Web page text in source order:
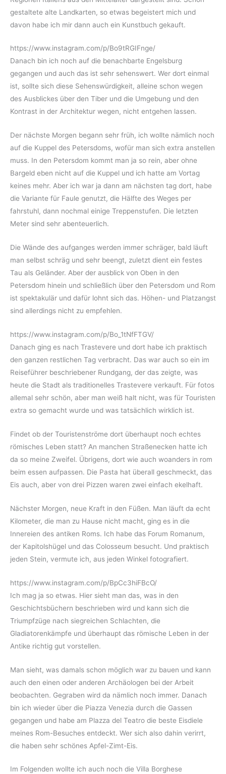
gestaltete alte Landkarten, so etwas begeistert mich und
davon habe ich mir dann auch ein Kunstbuch gekauft.
https://www.instagram.com/p/Bo9tRGIFnge/
Danach bin ich noch auf die benachbarte Engelsburg
gegangen und auch das ist sehr sehenswert. Wer dort einmal
ist, sollte sich diese Sehenswürdigkeit, alleine schon wegen
des Ausblickes über den Tiber und die Umgebung und den
Kontrast in der Architektur wegen, nicht entgehen lassen.
Der nächste Morgen begann sehr früh, ich wollte nämlich noch
auf die Kuppel des Petersdoms, wofür man sich extra anstellen
muss. In den Petersdom kommt man ja so rein, aber ohne
Bargeld eben nicht auf die Kuppel und ich hatte am Vortag
keines mehr. Aber ich war ja dann am nächsten tag dort, habe
die Variante für Faule genutzt, die Hälfte des Weges per
fahrstuhl, dann nochmal einige Treppenstufen. Die letzten
Meter sind sehr abenteuerlich.
Die Wände des aufganges werden immer schräger, bald läuft
man selbst schräg und sehr beengt, zuletzt dient ein festes
Tau als Geländer. Aber der ausblick von Oben in den
Petersdom hinein und schließlich über den Petersdom und Rom
ist spektakulär und dafür lohnt sich das. Höhen- und Platzangst
sind allerdings nicht zu empfehlen.
https://www.instagram.com/p/Bo_1tNfFTGV/
Danach ging es nach Trastevere und dort habe ich praktisch
den ganzen restlichen Tag verbracht. Das war auch so ein im
Reiseführer beschriebener Rundgang, der das zeigte, was
heute die Stadt als traditionelles Trastevere verkauft. Für fotos
allemal sehr schön, aber man weiß halt nicht, was für Touristen
extra so gemacht wurde und was tatsächlich wirklich ist.
Findet ob der Touristenströme dort überhaupt noch echtes
römisches Leben statt? An manchen Straßenecken hatte ich
da so meine Zweifel. Übrigens, dort wie auch woanders in rom
beim essen aufpassen. Die Pasta hat überall geschmeckt, das
Eis auch, aber von drei Pizzen waren zwei einfach ekelhaft.
Nächster Morgen, neue Kraft in den Füßen. Man läuft da echt
Kilometer, die man zu Hause nicht macht, ging es in die
Innereien des antiken Roms. Ich habe das Forum Romanum,
der Kapitolshügel und das Colosseum besucht. Und praktisch
jeden Stein, vermute ich, aus jeden Winkel fotografiert.
https://www.instagram.com/p/BpCc3hiFBcO/
Ich mag ja so etwas. Hier sieht man das, was in den
Geschichtsbüchern beschrieben wird und kann sich die
Triumpfzüge nach siegreichen Schlachten, die
Gladiatorenkämpfe und überhaupt das römische Leben in der
Antike richtig gut vorstellen.
Man sieht, was damals schon möglich war zu bauen und kann
auch den einen oder anderen Archäologen bei der Arbeit
beobachten. Gegraben wird da nämlich noch immer. Danach
bin ich wieder über die Piazza Venezia durch die Gassen
gegangen und habe am Plazza del Teatro die beste Eisdiele
meines Rom-Besuches entdeckt. Wer sich also dahin verirrt,
die haben sehr schönes Apfel-Zimt-Eis.
Im Folgenden wollte ich auch noch die Villa Borghese